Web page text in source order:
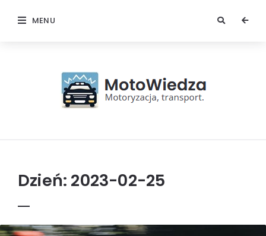
MENU
Dzień: 2023-02-25